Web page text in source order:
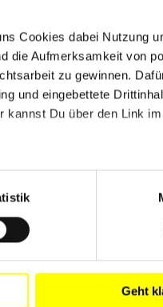
Cookies dabei Nutzung
die Aufmerksamkeit von
zu gewinnen.
und eingebettete
kannst Du über den Link
Geht